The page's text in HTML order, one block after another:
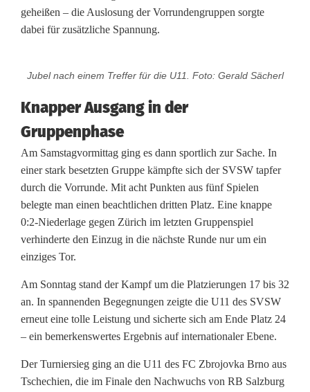
n
a
t
i
m
S
t
u
a
i
a
geheißen – die Auslosung der Vorrundengruppen sorgte
dabei für zusätzliche Spannung.
Jubel nach einem Treffer für die U11. Foto: Gerald Sächerl
Knapper Ausgang in der
Gruppenphase
Am Samstagvormittag ging es dann sportlich zur Sache. In
einer stark besetzten Gruppe kämpfte sich der SVSW tapfer
durch die Vorrunde. Mit acht Punkten aus fünf Spielen
belegte man einen beachtlichen dritten Platz. Eine knappe
0:2-Niederlage gegen Zürich im letzten Gruppenspiel
verhinderte den Einzug in die nächste Runde nur um ein
einziges Tor.
Am Sonntag stand der Kampf um die Platzierungen 17 bis 32
an. In spannenden Begegnungen zeigte die U11 des SVSW
erneut eine tolle Leistung und sicherte sich am Ende Platz 24
– ein bemerkenswertes Ergebnis auf internationaler Ebene.
Der Turniersieg ging an die U11 des FC Zbrojovka Brno aus
Tschechien, die im Finale den Nachwuchs von RB Salzburg